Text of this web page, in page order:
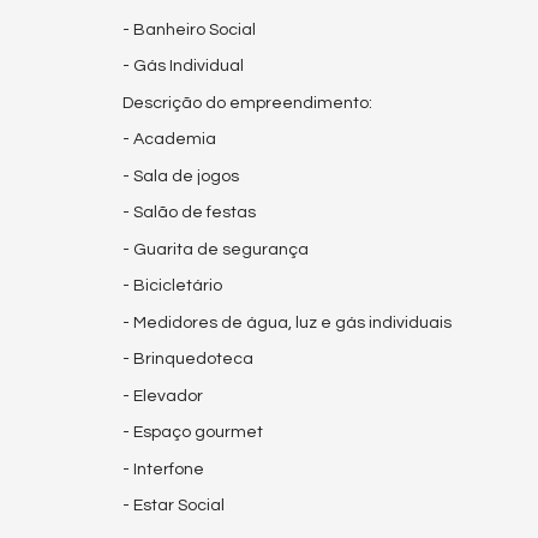
- Banheiro Social
- Gás Individual
Descrição do empreendimento:
- Academia
- Sala de jogos
- Salão de festas
- Guarita de segurança
- Bicicletário
- Medidores de água, luz e gás individuais
- Brinquedoteca
- Elevador
- Espaço gourmet
- Interfone
- Estar Social